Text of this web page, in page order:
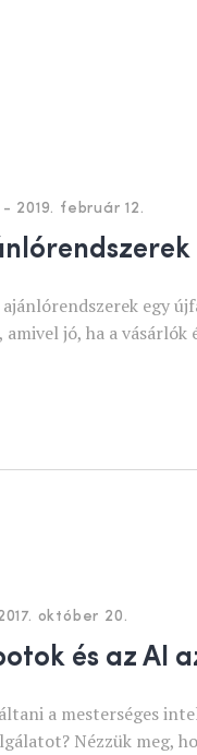
- 2019. február 12.
egy
amivel jó, ha a vásárlók
október 20.
és az AI
a mesterséges
Nézzük meg,